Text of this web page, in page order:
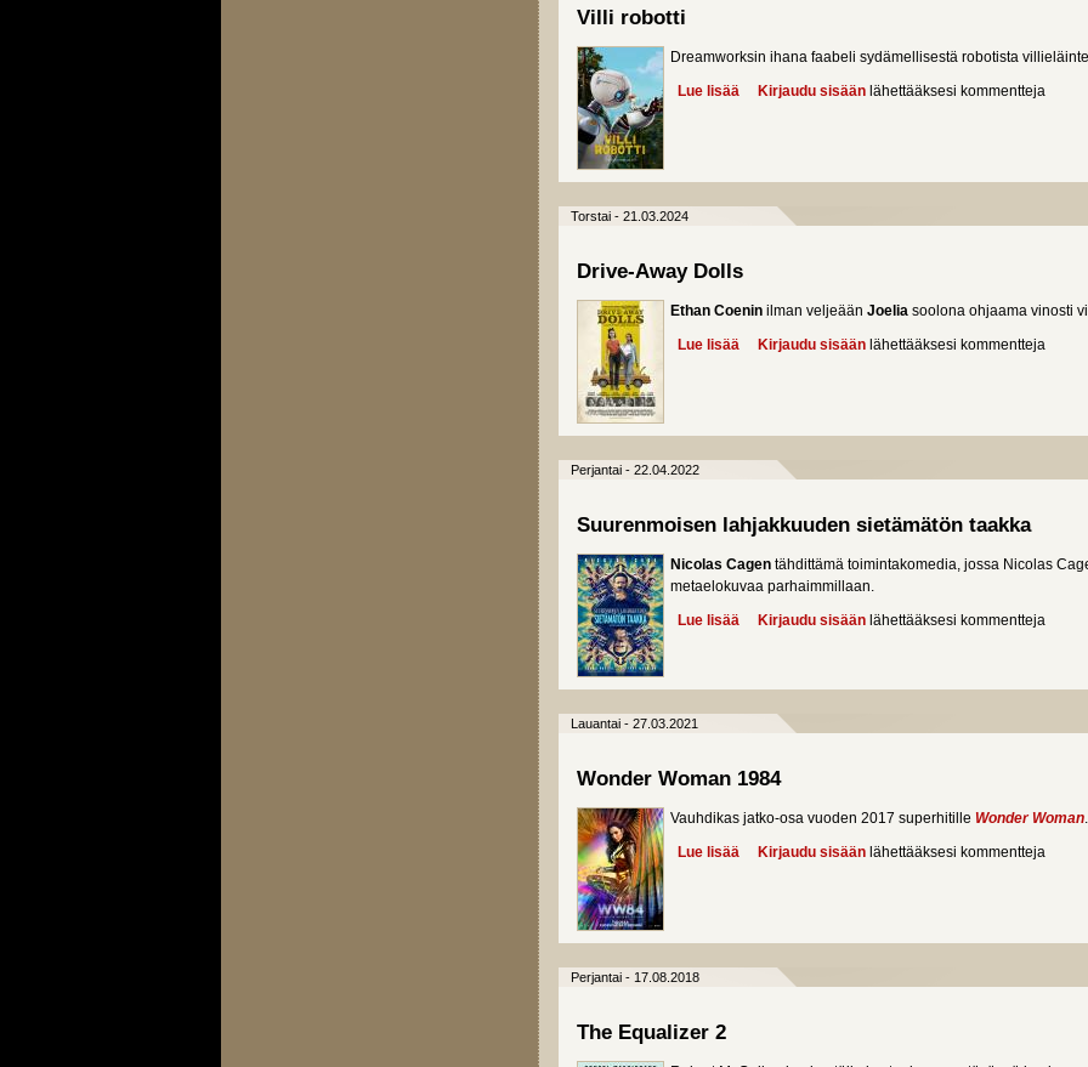
Villi robotti
Dreamworksin ihana faabeli sydämellisestä robotista
Lue lisää about Villi robotti
Kirjaudu sisään lähettääksesi kommentteja
Torstai - 21.03.2024
Drive-Away Dolls
Ethan Coenin ilman veljeään Joelia soolona ohjaama vinosti
Lue lisää about Drive-Away Dolls
Kirjaudu sisään lähettääksesi kommentteja
Perjantai - 22.04.2022
Suurenmoisen lahjakkuuden sietämätön taakka
Nicolas Cagen tähdittämä toimintakomedia, jossa Nicolas
metaelokuvaa parhaimmillaan.
Lue lisää about Suurenmoisen lahjakkuuden sietämätön
Kirjaudu sisään lähettääksesi kommentteja
Lauantai - 27.03.2021
Wonder Woman 1984
Vauhdikas jatko-osa vuoden 2017 superhitille Wonder Woman.
Lue lisää about Wonder Woman 1984
Kirjaudu sisään lähettääksesi kommentteja
Perjantai - 17.08.2018
The Equalizer 2